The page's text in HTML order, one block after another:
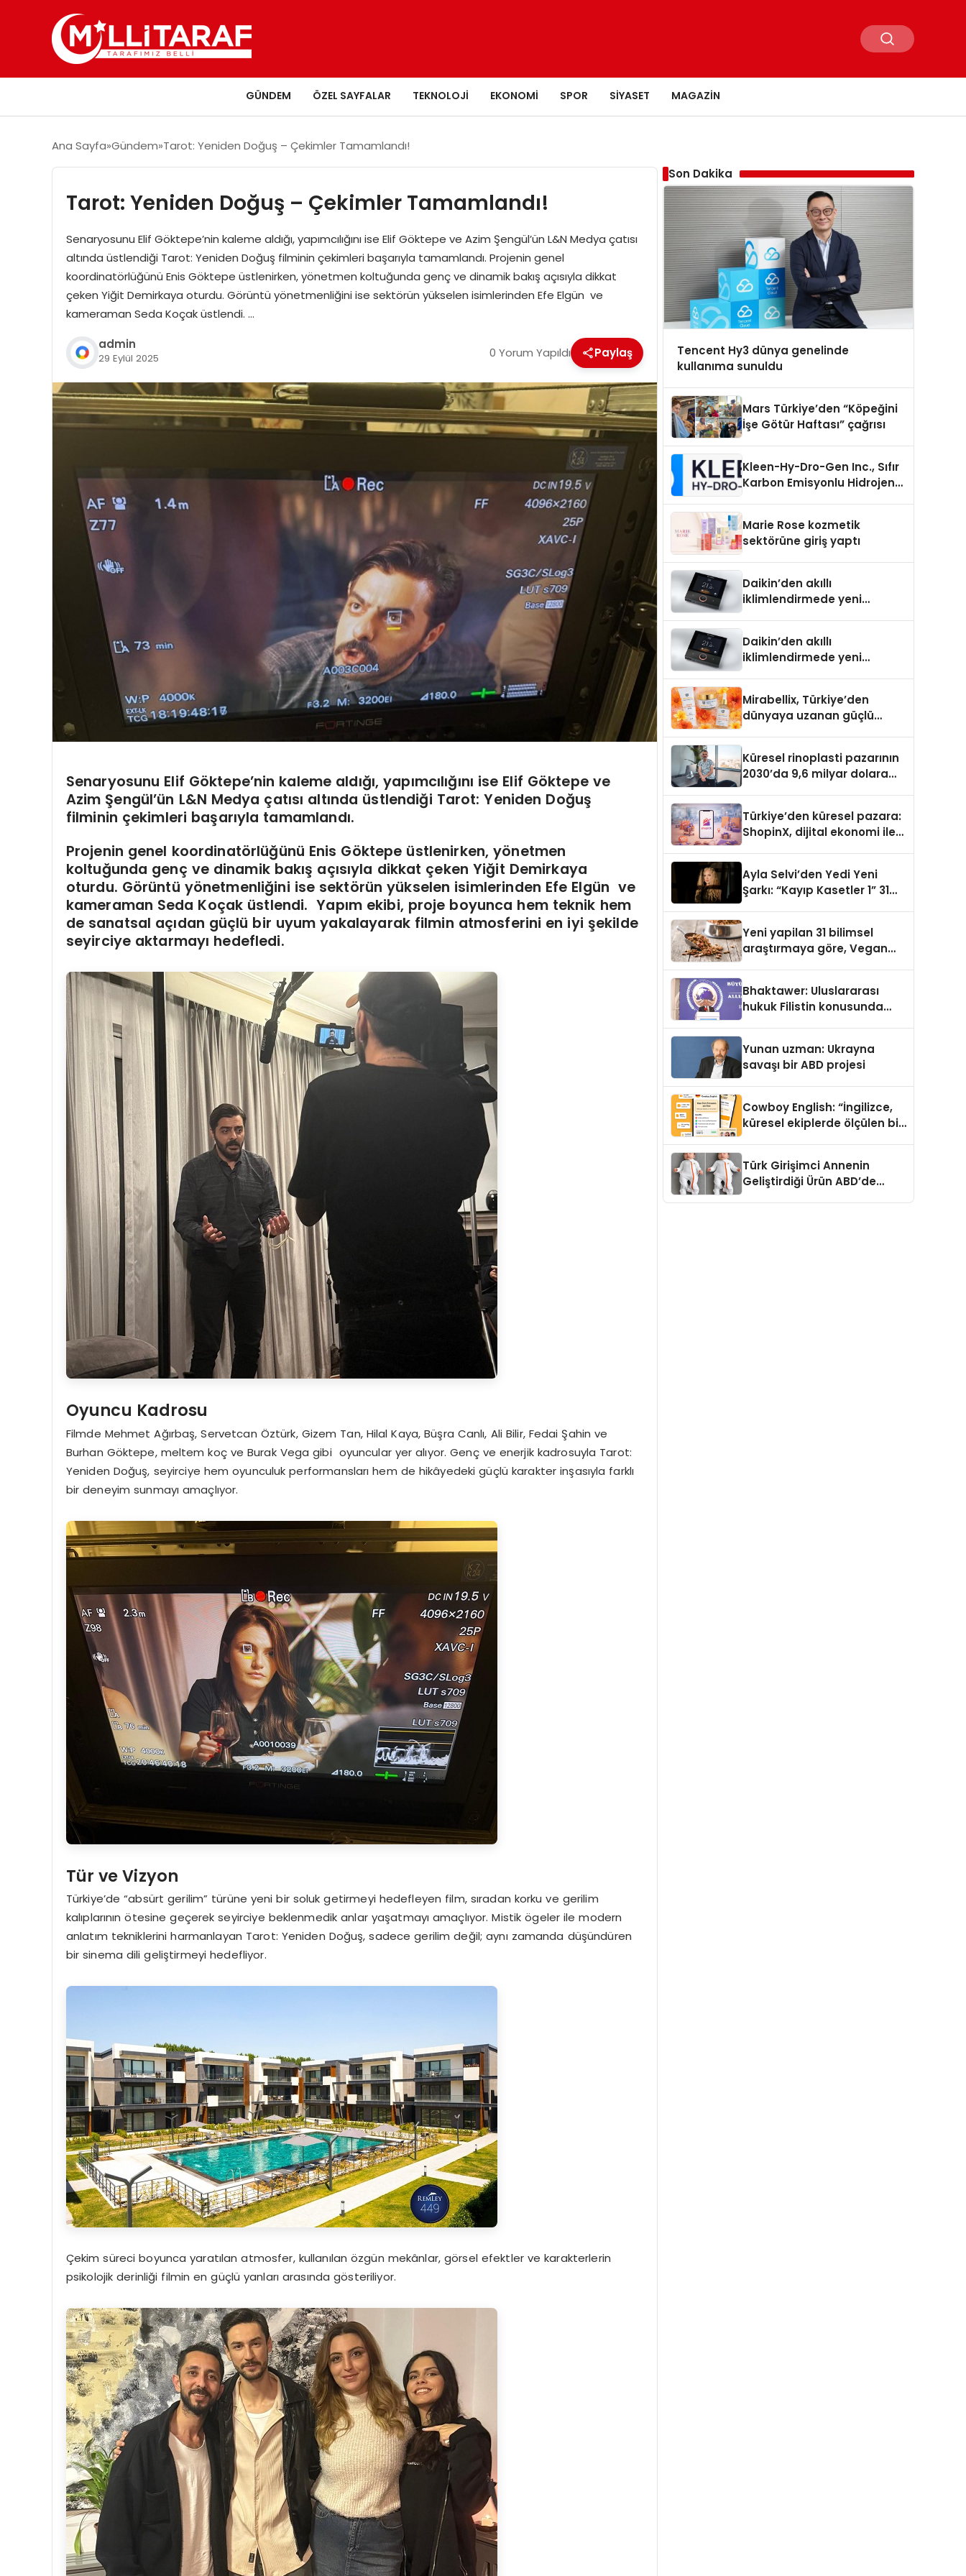
GÜNDEM ÖZEL SAYFALAR TEKNOLOJI EKONOMI SPOR SIYASET MAGAZIN
Ana Sayfa Gündem Tarot: Yeniden Doğuş – Çekimler Tamamlandı!
Tarot: Yeniden Doğuş – Çekimler Tamamlandı!
Senaryosunu Elif Göktepe’nin kaleme aldığı, yapımcılığını ise Elif Göktepe ve Azim Şengül’ün L&N Medya çatısı
altında üstlendiği Tarot: Yeniden Doğuş filminin çekimleri başarıyla tamamlandı. Projenin genel
koordinatörlüğünü Enis Göktepe üstlenirken, yönetmen koltuğunda genç ve dinamik bakış açısıyla dikkat
çeken Yiğit Demirkaya oturdu. Görüntü yönetmenliğini ise sektörün yükselen isimlerinden Efe Elgün ve
kameraman Seda Koçak üstlendi. …
admin
29 Eylül 2025 0 Yorum Yapıldı Paylaş
Senaryosunu Elif Göktepe’nin kaleme aldığı, yapımcılığını ise Elif Göktepe ve
Azim Şengül’ün L&N Medya çatısı altında üstlendiği Tarot: Yeniden Doğuş
filminin çekimleri başarıyla tamamlandı.
Projenin genel koordinatörlüğünü Enis Göktepe üstlenirken, yönetmen
koltuğunda genç ve dinamik bakış açısıyla dikkat çeken Yiğit Demirkaya
oturdu. Görüntü yönetmenliğini ise sektörün yükselen isimlerinden Efe Elgün ve
kameraman Seda Koçak üstlendi. Yapım ekibi, proje boyunca hem teknik hem
de sanatsal açıdan güçlü bir uyum yakalayarak filmin atmosferini en iyi şekilde
seyirciye aktarmayı hedefledi.
Oyuncu Kadrosu
Filmde Mehmet Ağırbaş, Servetcan Öztürk, Gizem Tan, Hilal Kaya, Büşra Canlı, Ali Bilir, Fedai Şahin ve
Burhan Göktepe, meltem koç ve Burak Vega gibi oyuncular yer alıyor. Genç ve enerjik kadrosuyla Tarot:
Yeniden Doğuş, seyirciye hem oyunculuk performansları hem de hikâyedeki güçlü karakter inşasıyla farklı
bir deneyim sunmayı amaçlıyor.
Tür ve Vizyon
Türkiye’de “absürt gerilim” türüne yeni bir soluk getirmeyi hedefleyen film, sıradan korku ve gerilim
kalıplarının ötesine geçerek seyirciye beklenmedik anlar yaşatmayı amaçlıyor. Mistik ögeler ile modern
anlatım tekniklerini harmanlayan Tarot: Yeniden Doğuş, sadece gerilim değil; aynı zamanda düşündüren
bir sinema dili geliştirmeyi hedefliyor.
Çekim süreci boyunca yaratılan atmosfer, kullanılan özgün mekânlar, görsel efektler ve karakterlerin
psikolojik derinliği filmin en güçlü yanları arasında gösteriliyor.
Son Dakika
Tencent Hy3 dünya genelinde
kullanıma sunuldu
Mars Türkiye’den “Köpeğini
İşe Götür Haftası” çağrısı
Kleen-Hy-Dro-Gen Inc., Sıfır
Karbon Emisyonlu Hidrojen
Aldı
Marie Rose kozmetik
sektörüne giriş yaptı
Daikin’den akıllı
iklimlendirmede yeni
Daikin’den akıllı
iklimlendirmede yeni
Mirabellix, Türkiye’den
dünyaya uzanan güçlü
Küresel rinoplasti pazarının
2030’da 9,6 milyar dolara
Türkiye’den küresel pazara:
ShopinX, dijital ekonomi ile
Ayla Selvi’den Yedi Yeni
Şarkı: “Kayıp Kasetler 1” 31
Yeni yapilan 31 bilimsel
araştırmaya göre, Vegan
Sindirildiğini Ortaya Koydu
Bhaktawer: Uluslararası
hukuk Filistin konusunda
Yunan uzman: Ukrayna
savaşı bir ABD projesi
Cowboy English: “İngilizce,
küresel ekiplerde ölçülen bir
Türk Girişimci Annenin
Geliştirdiği Ürün ABD’de